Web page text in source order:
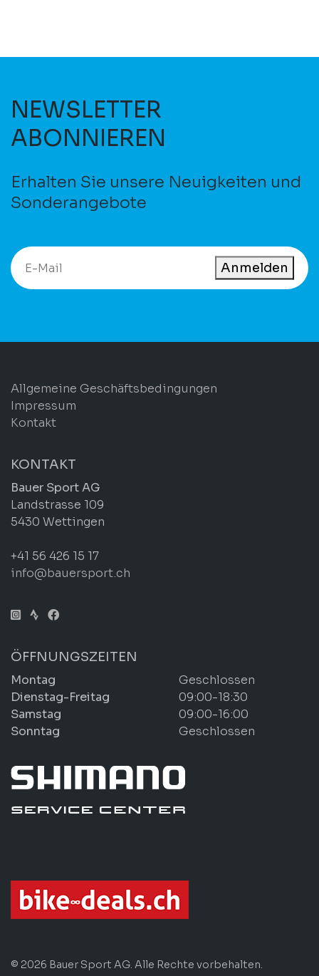
NEWSLETTER
ABONNIEREN
Erhalten Sie unsere Neuigkeiten und
Sonderangebote
Anmelden
Allgemeine Geschäftsbedingungen
Impressum
Kontakt
KONTAKT
Bauer Sport AG
Landstrasse 109
5430 Wettingen
+41 56 426 15 17
info@bauersport.ch
ÖFFNUNGSZEITEN
Montag
Geschlossen
Dienstag-Freitag
09:00-18:30
Samstag
09:00-16:00
Sonntag
Geschlossen
© 2026 Bauer Sport AG. Alle Rechte vorbehalten.